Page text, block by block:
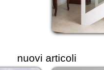
nuovi articoli